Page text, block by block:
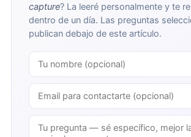
capture? La leeré personalmente y te
dentro de un día. Las preguntas
publican debajo de este artículo.